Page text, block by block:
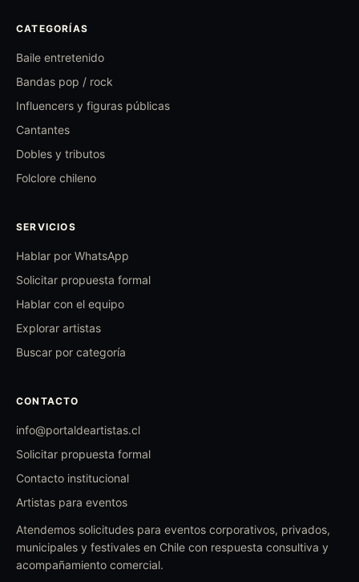
CATEGORÍAS
Baile entretenido
Bandas pop / rock
Influencers y figuras públicas
Cantantes
Dobles y tributos
Folclore chileno
SERVICIOS
Hablar por WhatsApp
Solicitar propuesta formal
Hablar con el equipo
Explorar artistas
Buscar por categoría
CONTACTO
info@portaldeartistas.cl
Solicitar propuesta formal
Contacto institucional
Artistas para eventos
Atendemos solicitudes para eventos corporativos, privados,
municipales y festivales en Chile con respuesta consultiva y
acompañamiento comercial.